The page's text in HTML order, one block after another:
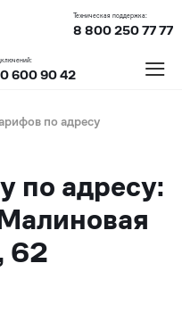
Техническая поддержка:
8 800 250 77 77
600 90 42 ≡
по адресу
по адресу:
62